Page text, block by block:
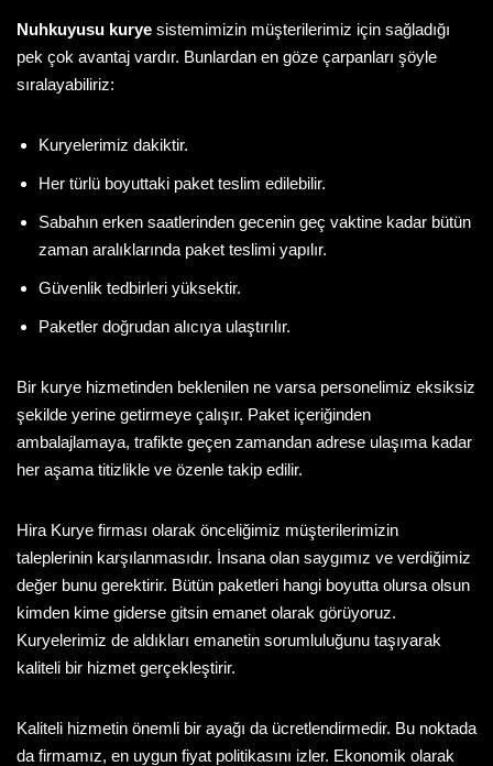
Nuhkuyusu kurye sistemimizin müşterilerimiz için sağladığı
pek çok avantaj vardır. Bunlardan en göze çarpanları şöyle
sıralayabiliriz:
Kuryelerimiz dakiktir.
Her türlü boyuttaki paket teslim edilebilir.
Sabahın erken saatlerinden gecenin geç vaktine kadar bütün
zaman aralıklarında paket teslimi yapılır.
Güvenlik tedbirleri yüksektir.
Paketler doğrudan alıcıya ulaştırılır.
Bir kurye hizmetinden beklenilen ne varsa personelimiz eksiksiz
şekilde yerine getirmeye çalışır. Paket içeriğinden
ambalajlamaya, trafikte geçen zamandan adrese ulaşıma kadar
her aşama titizlikle ve özenle takip edilir.
Hira Kurye firması olarak önceliğimiz müşterilerimizin
taleplerinin karşılanmasıdır. İnsana olan saygımız ve verdiğimiz
değer bunu gerektirir. Bütün paketleri hangi boyutta olursa olsun
kimden kime giderse gitsin emanet olarak görüyoruz.
Kuryelerimiz de aldıkları emanetin sorumluluğunu taşıyarak
kaliteli bir hizmet gerçekleştirir.
Kaliteli hizmetin önemli bir ayağı da ücretlendirmedir. Bu noktada
da firmamız, en uygun fiyat politikasını izler. Ekonomik olarak